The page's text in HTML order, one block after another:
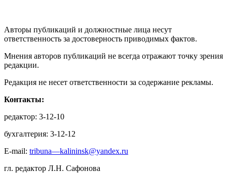
Авторы публикаций и должностные лица несут
ответственность за достоверность приводимых фактов.
Мнения авторов публикаций не всегда отражают точку зрения
редакции.
Редакция не несет ответственности за содержание рекламы.
Контакты:
редактор: 3-12-10
бухгалтерия: 3-12-12
E-mail: tribuna—kalininsk@yandex.ru
гл. редактор Л.Н. Сафонова